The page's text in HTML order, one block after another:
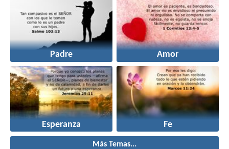
Padre Amor
Esperanza Fe
Más Temas...